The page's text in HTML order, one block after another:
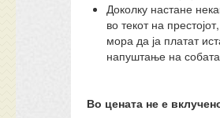
Доколку настане
во текот на
мора да ја платат
напуштање на
Во цената не е